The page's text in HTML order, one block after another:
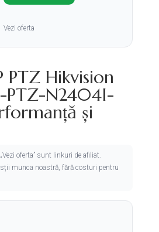
Vezi oferta
PTZ Hikvision
PTZ-N2404I-
și
oferta” sunt linkuri de afiliat.
munca noastră, fără costuri pentru